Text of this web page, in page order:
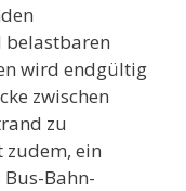
belastbaren
wird endgültig
zwischen
zu
zudem, ein
Bahn-